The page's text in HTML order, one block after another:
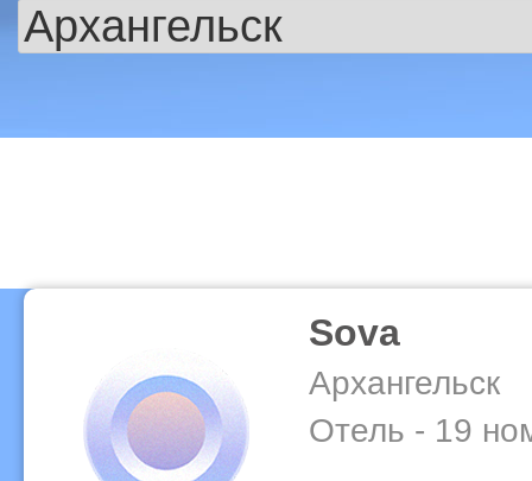
Sova
Архангельск
Отель - 19